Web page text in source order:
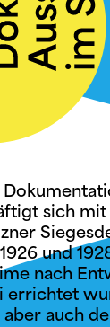
sich
und
nach
errichtet
auch